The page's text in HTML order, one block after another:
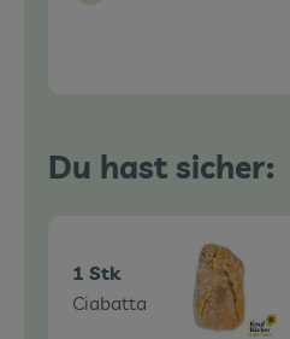
Du hast sicher:
1 Stk
Ciabatta